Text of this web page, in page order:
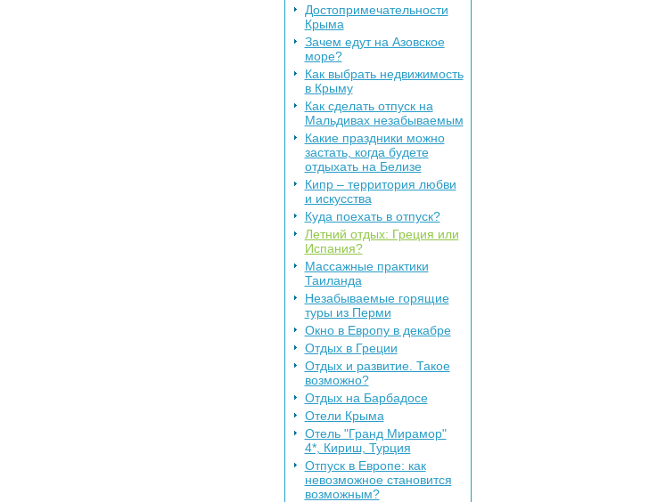
Достопримечательности
Крыма
Зачем едут на Азовское
море?
Как выбрать недвижимость
в Крыму
Как сделать отпуск на
Мальдивах незабываемым
Какие праздники можно
застать, когда будете
отдыхать на Белизе
Кипр – территория любви
и искусства
Куда поехать в отпуск?
Летний отдых: Греция или
Испания?
Массажные практики
Таиланда
Незабываемые горящие
туры из Перми
Окно в Европу в декабре
Отдых в Греции
Отдых и развитие. Такое
возможно?
Отдых на Барбадосе
Отели Крыма
Отель "Гранд Мирамор"
4*, Кириш, Турция
Отпуск в Европе: как
невозможное становится
возможным?